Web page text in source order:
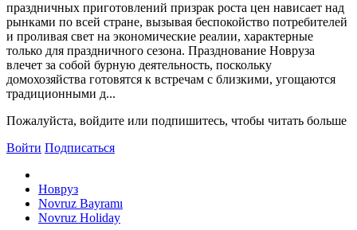
праздничных приготовлений призрак роста цен нависает над
рынками по всей стране, вызывая беспокойство потребителей
и проливая свет на экономические реалии, характерные
только для праздничного сезона. Празднование Новруза
влечет за собой бурную деятельность, поскольку
домохозяйства готовятся к встречам с близкими, угощаются
традиционными д...
Пожалуйста, войдите или подпишитесь, чтобы читать больше
Войти Подписаться
Новруз
Novruz Bayramı
Novruz Holiday